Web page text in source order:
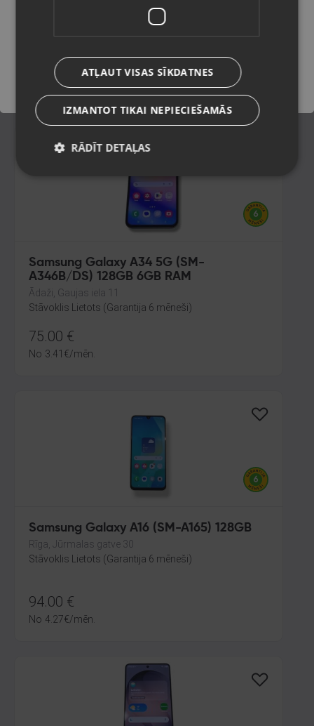
Stāvoklis Lietots (Garantija 6 mēneši)
210.00 €
9.55€/mēn.
Samsung Galaxy A34 5G (SM-
A346B/DS) 128GB 6GB RAM
Ādaži, Gaujas iela 11
Stāvoklis Lietots (Garantija 6 mēneši)
75.00 €
No 3.41 €/mēn.
Samsung Galaxy A16 (SM-A165) 128GB
Rīga, Jūrmalas gatve 30
Stāvoklis Lietots (Garantija 6 mēneši)
94.00 €
No 4.27€/mēn.
Saglabāt
ATĻAUT VISAS SĪKDATNES
IZMANTOT TIKAI NEPIECIEŠAMĀS
RĀDĪT DETAĻAS